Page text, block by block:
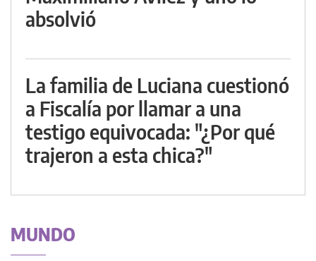
absolvió
La familia de Luciana cuestionó
a Fiscalía por llamar a una
testigo equivocada: "¿Por qué
trajeron a esta chica?"
MUNDO